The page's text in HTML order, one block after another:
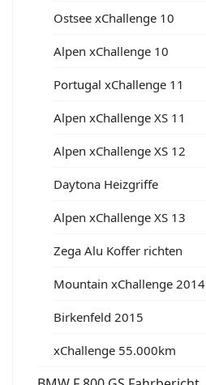
Ostsee xChallenge 10
Alpen xChallenge 10
Portugal xChallenge 11
Alpen xChallenge XS 11
Alpen xChallenge XS 12
Daytona Heizgriffe
Alpen xChallenge XS 13
Zega Alu Koffer richten
Mountain xChallenge 2014
Birkenfeld 2015
xChallenge 55.000km